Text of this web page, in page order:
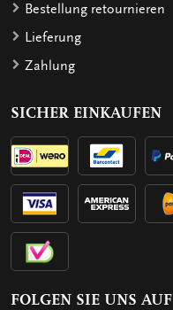
Bestellung retournieren
Lieferung
Zahlung
SICHER EINKAUFEN
FOLGEN SIE UNS AUF